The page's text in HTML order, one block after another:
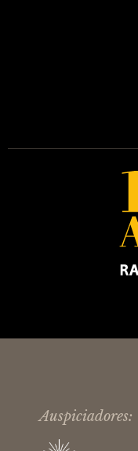
Auspiciadores: